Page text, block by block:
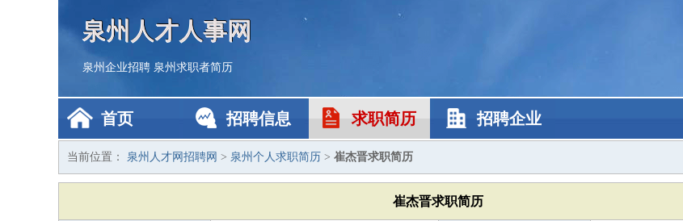
泉州人才人事网
泉州企业招聘 泉州求职者简历
首页 招聘信息 求职简历 招聘企业
当前位置： 泉州人才网招聘网 > 泉州个人求职简历 > 崔杰晋求职简历
崔杰晋求职简历